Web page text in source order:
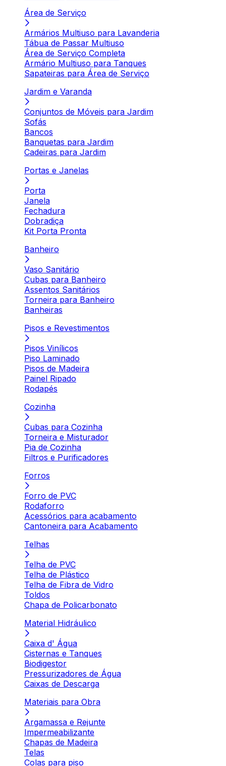
Área de Serviço
Armários Multiuso para Lavanderia
Tábua de Passar Multiuso
Área de Serviço Completa
Armário Multiuso para Tanques
Sapateiras para Área de Serviço
Jardim e Varanda
Conjuntos de Móveis para Jardim
Sofás
Bancos
Banquetas para Jardim
Cadeiras para Jardim
Portas e Janelas
Porta
Janela
Fechadura
Dobradiça
Kit Porta Pronta
Banheiro
Vaso Sanitário
Cubas para Banheiro
Assentos Sanitários
Torneira para Banheiro
Banheiras
Pisos e Revestimentos
Pisos Vinílicos
Piso Laminado
Pisos de Madeira
Painel Ripado
Rodapés
Cozinha
Cubas para Cozinha
Torneira e Misturador
Pia de Cozinha
Filtros e Purificadores
Forros
Forro de PVC
Rodaforro
Acessórios para acabamento
Cantoneira para Acabamento
Telhas
Telha de PVC
Telha de Plástico
Telha de Fibra de Vidro
Toldos
Chapa de Policarbonato
Material Hidráulico
Caixa d' Água
Cisternas e Tanques
Biodigestor
Pressurizadores de Água
Caixas de Descarga
Materiais para Obra
Argamassa e Rejunte
Impermeabilizante
Chapas de Madeira
Telas
Colas para piso